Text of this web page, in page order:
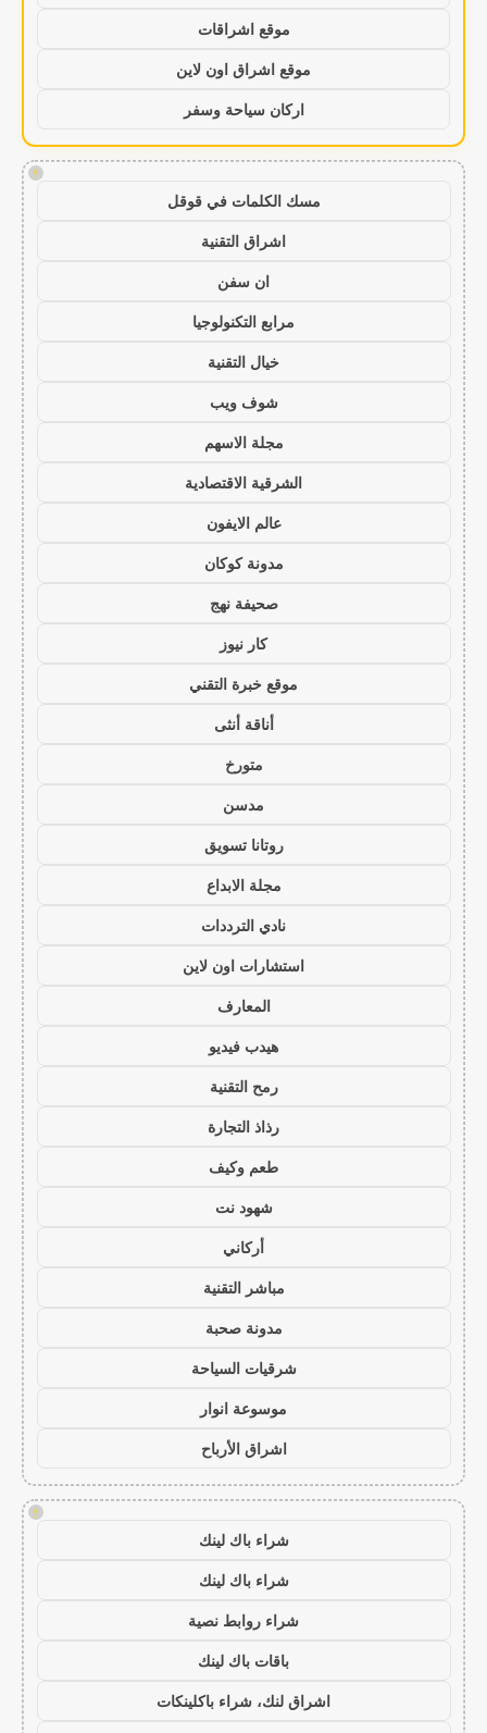
موقع اشراقات
موقع اشراق اون لاين
اركان سياحة وسفر
!
مسك الكلمات في قوقل
اشراق التقنية
ان سفن
مرابع التكنولوجيا
خيال التقنية
شوف ويب
مجلة الاسهم
الشرقية الاقتصادية
عالم الايفون
مدونة كوكان
صحيفة نهج
كار نيوز
موقع خبرة التقني
أناقة أنثى
متورخ
مدسن
روتانا تسويق
مجلة الابداع
نادي الترددات
استشارات اون لاين
المعارف
هيدب فيديو
رمح التقنية
رذاذ التجارة
طعم وكيف
شهود نت
أركاني
مباشر التقنية
مدونة صحبة
شرقيات السياحة
موسوعة انوار
اشراق الأرباح
!
شراء باك لينك
شراء باك لينك
شراء روابط نصية
باقات باك لينك
اشراق لنك، شراء باكلينكات